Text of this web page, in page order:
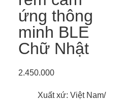
ứng thông
minh BLE
Chữ Nhật
2.450.000
Xuất xứ: Việt Nam/